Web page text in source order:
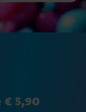
€ 5,90